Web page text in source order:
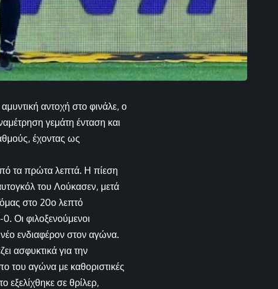
αντοχή στο φινάλε, ο
γεμάτη ένταση και
έχοντας ως
τα πρώτα λεπτά. Η πίεση
του Λούκασεν, μετά
στο 20ο λεπτό
Οι φιλοξενούμενοι
ενδιαφέρον στον αγώνα.
ασφυκτικά για την
του αγώνα με καθοριστικές
εξελίχθηκε σε θρίλερ,